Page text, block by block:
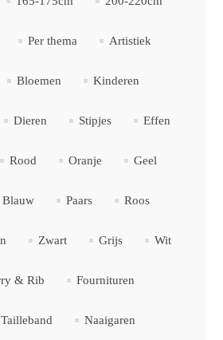
Per thema Artistiek
Bloemen Kinderen
Dieren Stipjes Effen
Rood Oranje Geel
Blauw Paars Roos
Zwart Grijs Wit
& Rib Fournituren
Naaigaren